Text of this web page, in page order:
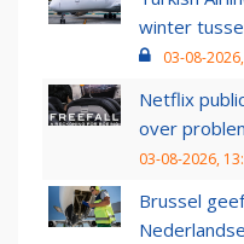
winter
03-08-
Netflix
over
03-08-2026,
Brussel